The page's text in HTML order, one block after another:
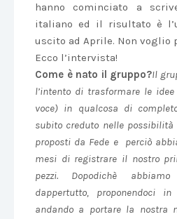
hanno cominciato a
italiano ed il risultato è
uscito ad Aprile. Non
Ecco l’intervista!
Come è nato il gruppo?Il
l’intento di trasformare le
voce) in qualcosa di
subito creduto nelle
proposti da Fede e perciò
mesi di registrare il nostro
pezzi. Dopodichè
dappertutto, proponendoci
andando a portare la nostra